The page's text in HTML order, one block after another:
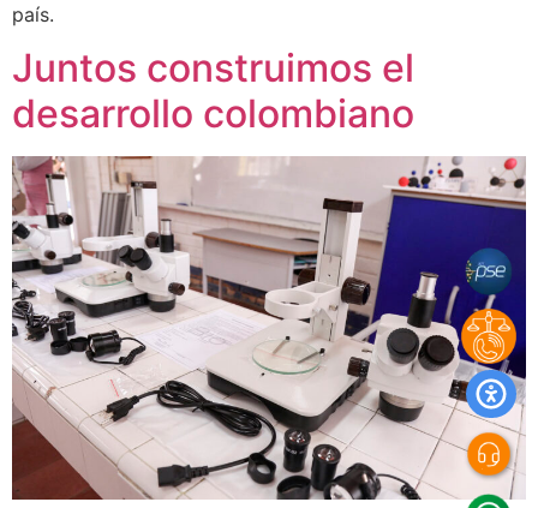
país.
Juntos construimos el
desarrollo colombiano